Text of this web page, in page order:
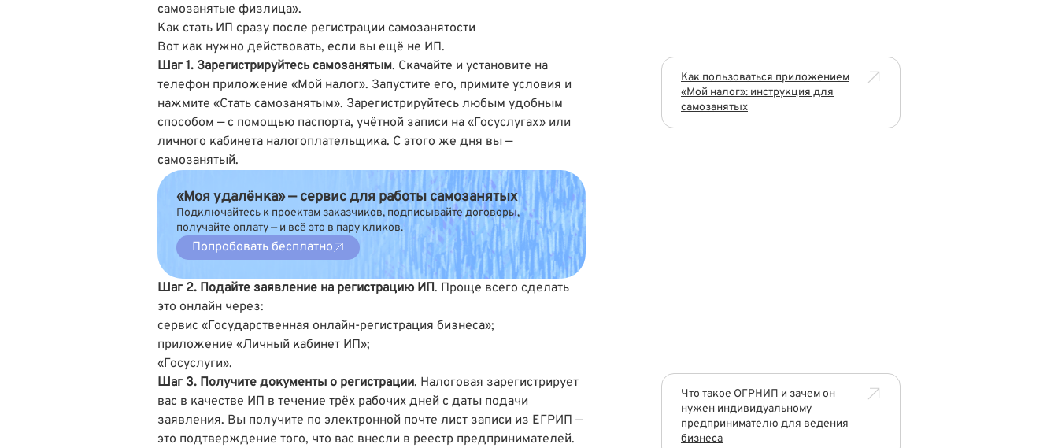
самозанятые физлица».
Как стать ИП сразу после регистрации самозанятости
Вот как нужно действовать, если вы ещё не ИП.
Шаг 1. Зарегистрируйтесь самозанятым. Скачайте и установите на
телефон приложение «Мой налог». Запустите его, примите условия и
нажмите «Стать самозанятым». Зарегистрируйтесь любым удобным
способом — с помощью паспорта, учётной записи на «Госуслугах» или
личного кабинета налогоплательщика. С этого же дня вы —
самозанятый.
«Моя удалёнка» — сервис для работы самозанятых
Подключайтесь к проектам заказчиков, подписывайте договоры,
получайте оплату — и всё это в пару кликов.
Попробовать бесплатно
Шаг 2. Подайте заявление на регистрацию ИП. Проще всего сделать
это онлайн через:
сервис «Государственная онлайн-регистрация бизнеса»;
приложение «Личный кабинет ИП»;
«Госуслуги».
Шаг 3. Получите документы о регистрации. Налоговая зарегистрирует
вас в качестве ИП в течение трёх рабочих дней с даты подачи
заявления. Вы получите по электронной почте лист записи из ЕГРИП —
это подтверждение того, что вас внесли в реестр предпринимателей.
Как пользоваться приложением
«Мой налог»: инструкция для
самозанятых
Что такое ОГРНИП и зачем он
нужен индивидуальному
предпринимателю для ведения
бизнеса